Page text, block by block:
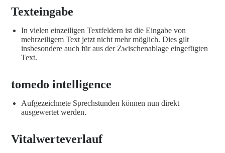
Texteingabe
In vielen einzeiligen Textfeldern ist die Eingabe von
mehrzeiligem Text jetzt nicht mehr möglich. Dies gilt
insbesondere auch für aus der Zwischenablage eingefügten
Text.
tomedo intelligence
Aufgezeichnete Sprechstunden können nun direkt
ausgewertet werden.
Vitalwerteverlauf